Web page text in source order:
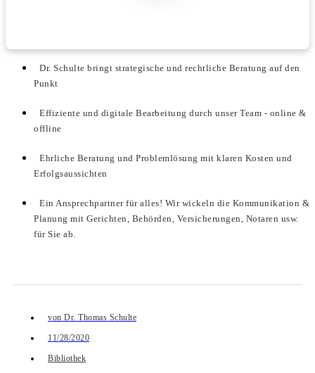
Dr. Schulte bringt strategische und rechtliche Beratung auf den
Punkt
Effiziente und digitale Bearbeitung durch unser Team - online &
offline
Ehrliche Beratung und Problemlösung mit klaren Kosten und
Erfolgsaussichten
Ein Ansprechpartner für alles! Wir wickeln die Kommunikation &
Planung mit Gerichten, Behörden, Versicherungen, Notaren usw.
für Sie ab.
von Dr. Thomas Schulte
11/28/2020
Bibliothek